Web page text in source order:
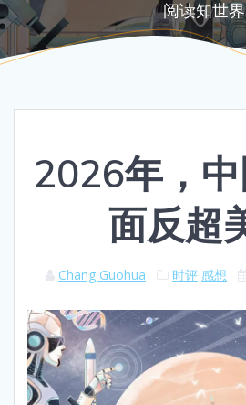
阅读知世界
2026年，
面反超
Chang Guohua 时评 感想